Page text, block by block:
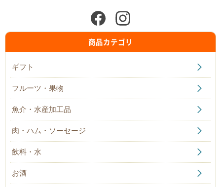
湧泉の天然トラフグの鉄刺・河豚鍋セットの販売を終了い
たしました。今シーズンもありがとうございました。
2026/02/06
「ちたポン」の販売を終了いたしました。今シーズンもあ
2026/01/09
しっかり熟成されたあいち知多のぽんかん「ちたポン」予
約販売スタートいたしました。(2月6日販売終了予定です)
2025/10/28
今年も到来ふぐの季節！産地ならでは天然トラフグがこの
価格！？料理民宿から直送！篠島港で水揚げされた天然ト
ラフグの鉄刺・河豚鍋セット さらにから揚げ用のサバふ
ぐ4人前がついた充実の内容!! 販売スタートいたしまし
商品カテゴリ
ギフト
フルーツ・果物
魚介・水産加工品
肉・ハム・ソーセージ
飲料・水
お酒